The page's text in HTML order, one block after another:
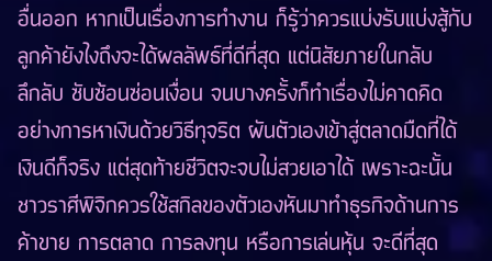
อื่นออก หากเป็นเรื่องการทำงาน ก็รู้ว่าควรแบ่งรับแบ่งสู้กับ
ลูกค้ายังไงถึงจะได้ผลลัพธ์ที่ดีที่สุด แต่นิสัยภายในกลับ
ลึกลับ ซับซ้อนซ่อนเงื่อน จนบางครั้งก็ทำเรื่องไม่คาดคิด
อย่างการหาเงินด้วยวิธีทุจริต ผันตัวเองเข้าสู่ตลาดมืดที่ได้
เงินดีก็จริง แต่สุดท้ายชีวิตจะจบไม่สวยเอาได้ เพราะฉะนั้น
ชาวราศีพิจิกควรใช้สกิลของตัวเองหันมาทำธุรกิจด้านการ
ค้าขาย การตลาด การลงทุน หรือการเล่นหุ้น จะดีที่สุด